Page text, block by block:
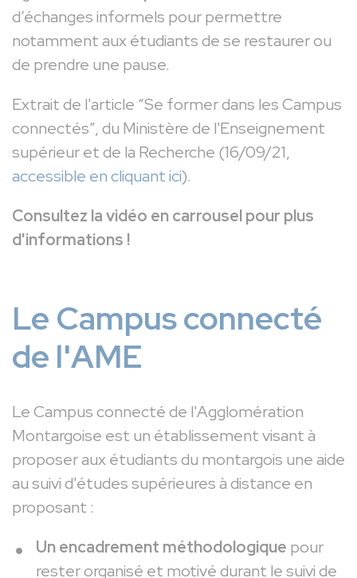
d’échanges informels pour permettre
notamment aux étudiants de se restaurer ou
de prendre une pause.
Extrait de l'article “Se former dans les Campus
connectés”, du Ministère de l'Enseignement
supérieur et de la Recherche (16/09/21,
accessible en cliquant ici).
Consultez la vidéo en carrousel pour plus
d'informations !
Le Campus connecté
de l'AME
Le Campus connecté de l'Agglomération
Montargoise est un établissement visant à
proposer aux étudiants du montargois une aide
au suivi d'études supérieures à distance en
proposant :
Un encadrement méthodologique pour
rester organisé et motivé durant le suivi de